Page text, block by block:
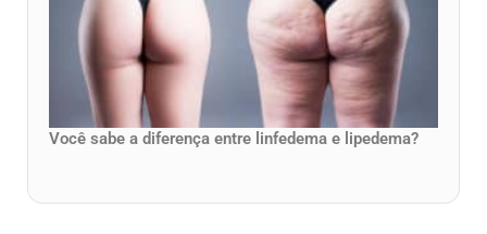
Você sabe a diferença entre linfedema e lipedema?